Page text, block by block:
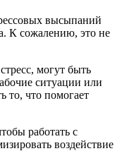
высыпаний
К сожалению, это не
могут быть
ситуации или
то, что помогает
работать с
воздействие